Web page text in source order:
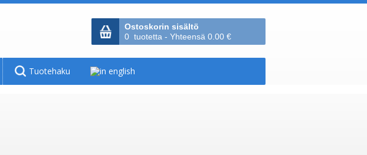
Ostoskorin sisältö
0 tuotetta - Yhteensä 0.00 €
Tuotehaku